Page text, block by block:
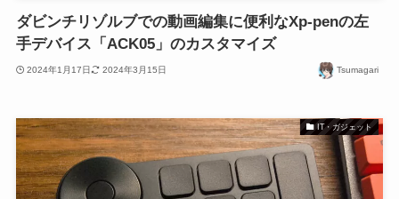
ダビンチリゾルブでの動画編集に便利なXp-penの左
手デバイス「ACK05」のカスタマイズ
2024年1月17日 2024年3月15日 Tsumagari
IT・ガジェット